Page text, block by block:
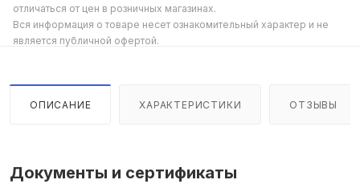
отличаться от цен в розничных магазинах.
Вся информация о товаре несет ознакомительный характер и не
является публичной офертой.
ОПИСАНИЕ ХАРАКТЕРИСТИКИ ОТЗЫВЫ
Документы и сертификаты